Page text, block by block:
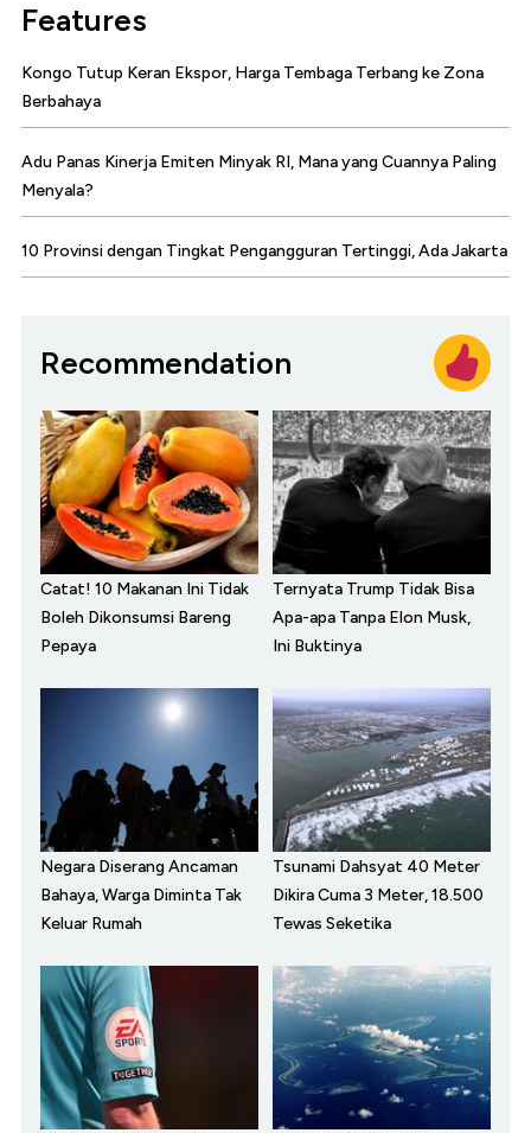
Features
Kongo Tutup Keran Ekspor, Harga Tembaga Terbang ke Zona
Berbahaya
Adu Panas Kinerja Emiten Minyak RI, Mana yang Cuannya Paling
Menyala?
10 Provinsi dengan Tingkat Pengangguran Tertinggi, Ada Jakarta
Recommendation
Catat! 10 Makanan Ini Tidak
Boleh Dikonsumsi Bareng
Pepaya
Ternyata Trump Tidak Bisa
Apa-apa Tanpa Elon Musk,
Ini Buktinya
Negara Diserang Ancaman
Bahaya, Warga Diminta Tak
Keluar Rumah
Tsunami Dahsyat 40 Meter
Dikira Cuma 3 Meter, 18.500
Tewas Seketika